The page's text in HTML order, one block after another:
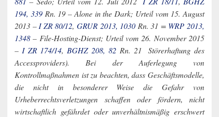
194, 339Rn. 19 – Alone in the Dark; Urteil vom 15. August
2013 – I ZR 80/12, GRUR 2013, 1030 Rn. 31 = WRP 2013,
1348 – File-Hosting-Dienst; Urteil vom 26. November 2015
– I ZR 174/14, BGHZ 208, 82Rn. 21 ­ Störerhaftung des
Accessproviders). Bei der Auferlegung von
Kontrollmaßnahmen ist zu beachten, dass Geschäftsmodelle,
die nicht in besonderer Weise die Gefahr von
Urheberrechtsverletzungen schaffen oder fördern, nicht
wirtschaftlich gefährdet oder unverhältnismäßig erschwert